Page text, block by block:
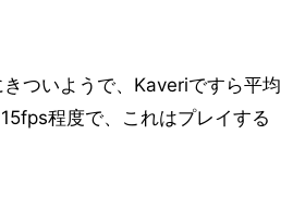
ついようで、Kaveriですら平均
程度で、これはプレイする